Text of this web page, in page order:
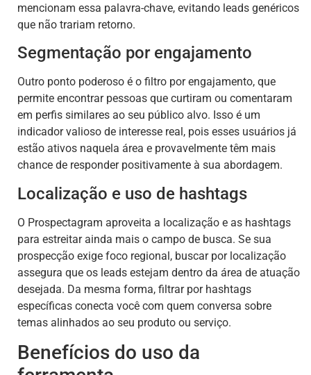
mencionam essa palavra-chave, evitando leads genéricos
que não trariam retorno.
Segmentação por engajamento
Outro ponto poderoso é o filtro por engajamento, que
permite encontrar pessoas que curtiram ou comentaram
em perfis similares ao seu público alvo. Isso é um
indicador valioso de interesse real, pois esses usuários já
estão ativos naquela área e provavelmente têm mais
chance de responder positivamente à sua abordagem.
Localização e uso de hashtags
O Prospectagram aproveita a localização e as hashtags
para estreitar ainda mais o campo de busca. Se sua
prospecção exige foco regional, buscar por localização
assegura que os leads estejam dentro da área de atuação
desejada. Da mesma forma, filtrar por hashtags
específicas conecta você com quem conversa sobre
temas alinhados ao seu produto ou serviço.
Benefícios do uso da